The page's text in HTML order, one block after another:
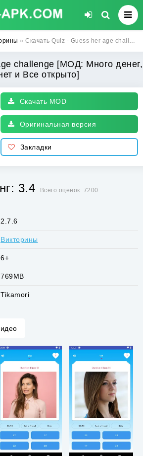
» Скачать Quiz - Guess her age challenge [МОД: Много денег, Монет и Все открыто] | Взлом Quiz - Guess her age challenge на Андроид
challenge [МОД: Много денег,
и Все открыто]
Скачать MOD
Оригинальная версия
Закладки
3.4 Всего оценок: 7200
2.7.6
Викторины
6+
769MB
Tikamori